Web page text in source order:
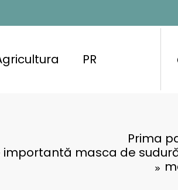
PR
Prima
importantă masca de